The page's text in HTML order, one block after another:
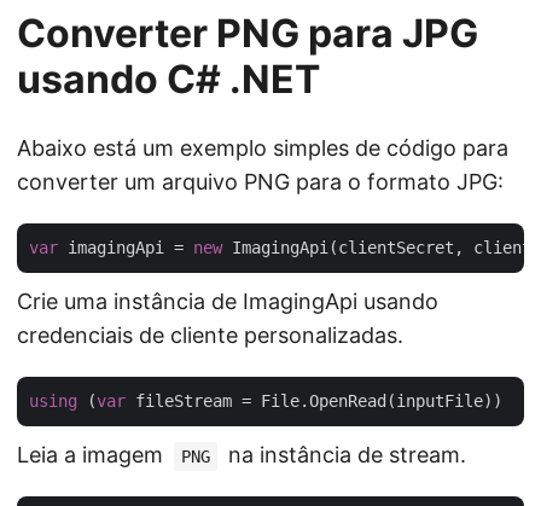
Converter PNG para JPG
usando C# .NET
Abaixo está um exemplo simples de código para
converter um arquivo PNG para o formato JPG:
var imagingApi = new
Crie uma instância de ImagingApi usando
credenciais de cliente personalizadas.
using (var
Leia a imagem PNG na instância de stream.